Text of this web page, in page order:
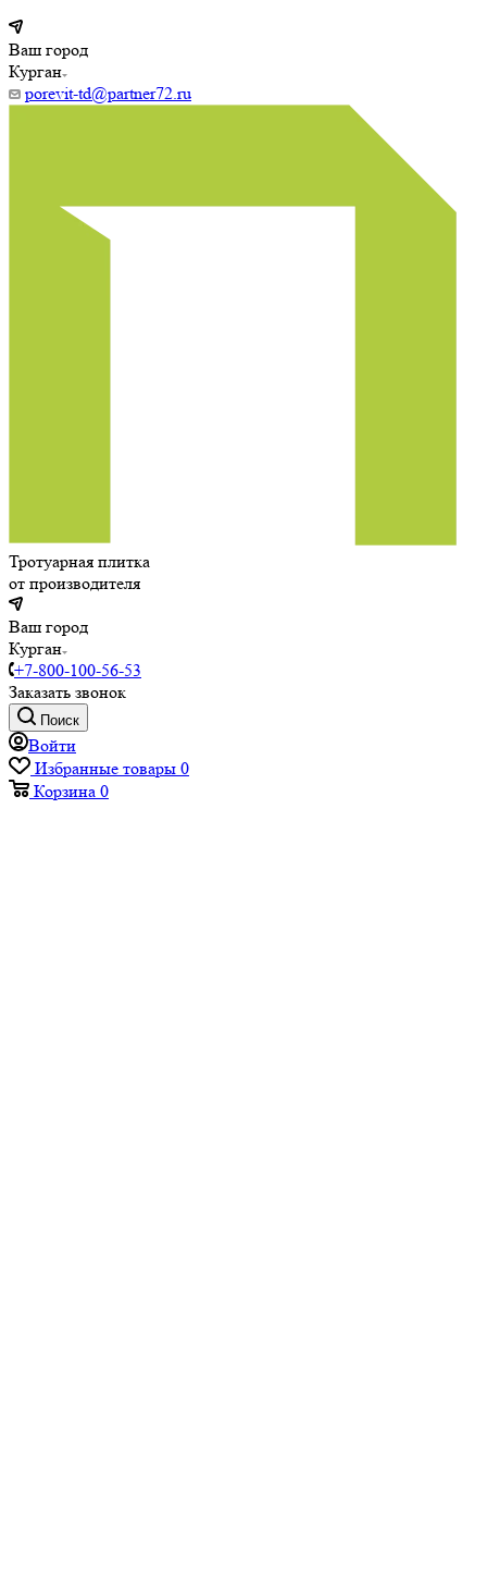
Ваш город
Курган
porevit-td@partner72.ru
Тротуарная плитка
от производителя
Ваш город
Курган
+7-800-100-56-53
Заказать звонок
Поиск
Войти
Избранные товары 0
Корзина 0